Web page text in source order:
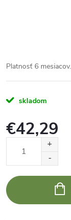
Platnosť 6 mesiacov.
skladom
€42,29